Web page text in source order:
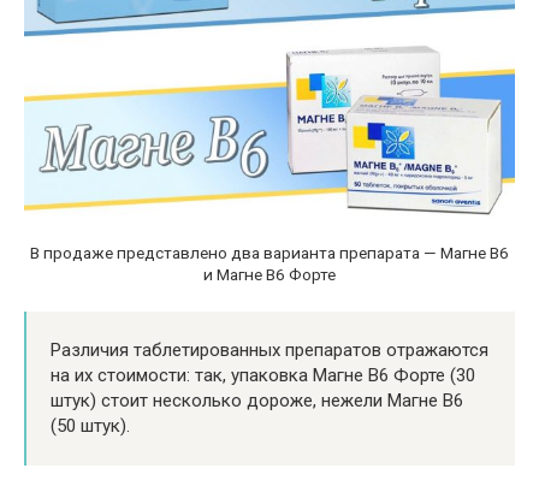
В продаже представлено два варианта препарата — Магне В6
и Магне В6 Форте
Различия таблетированных препаратов отражаются
на их стоимости: так, упаковка Магне В6 Форте (30
штук) стоит несколько дороже, нежели Магне В6
(50 штук).